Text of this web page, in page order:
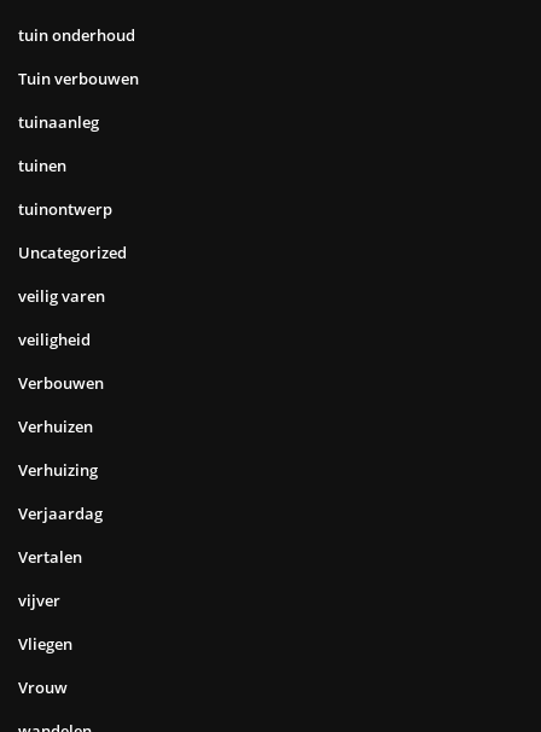
tuin onderhoud
Tuin verbouwen
tuinaanleg
tuinen
tuinontwerp
Uncategorized
veilig varen
veiligheid
Verbouwen
Verhuizen
Verhuizing
Verjaardag
Vertalen
vijver
Vliegen
Vrouw